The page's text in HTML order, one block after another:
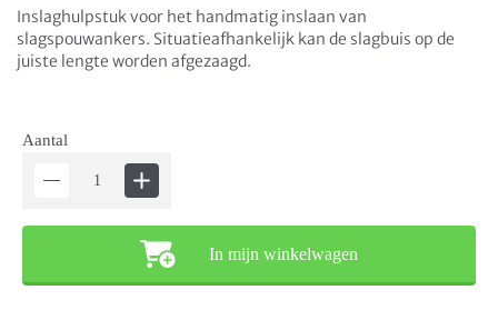
Inslaghulpstuk voor het handmatig inslaan van
slagspouwankers. Situatieafhankelijk kan de slagbuis op de
juiste lengte worden afgezaagd.
Aantal
In mijn winkelwagen